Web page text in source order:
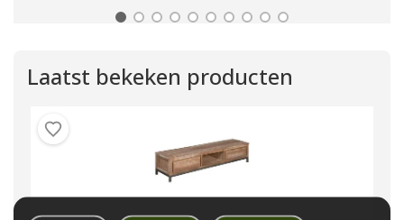
Laatst bekeken producten